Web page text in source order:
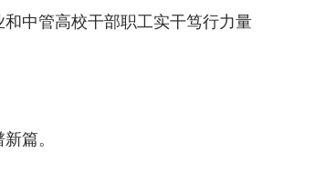
中管高校干部职工实干笃行力量
篇。